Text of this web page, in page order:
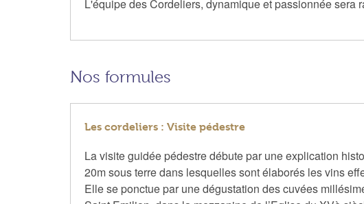
L'équipe des Cordeliers, dynamique et passionnée
Nos formules
Les cordeliers : Visite pédestre
La visite guidée pédestre débute par une explication
20m sous terre dans lesquelles sont élaborés les vins
Elle se ponctue par une dégustation des cuvées